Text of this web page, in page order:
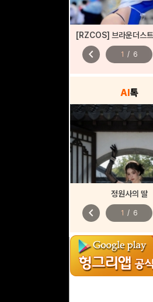
chevron_left 1 / 6
AI톡
정원사의 딸
chevron_left 1 / 6